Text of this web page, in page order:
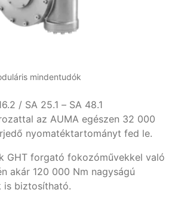
mindentudók
/ SA 25.1 – SA 48.1
az AUMA egészen 32 000
nyomatéktartományt fed le.
GHT forgató fokozóművekkel való
akár 120 000 Nm nagyságú
is biztosítható.